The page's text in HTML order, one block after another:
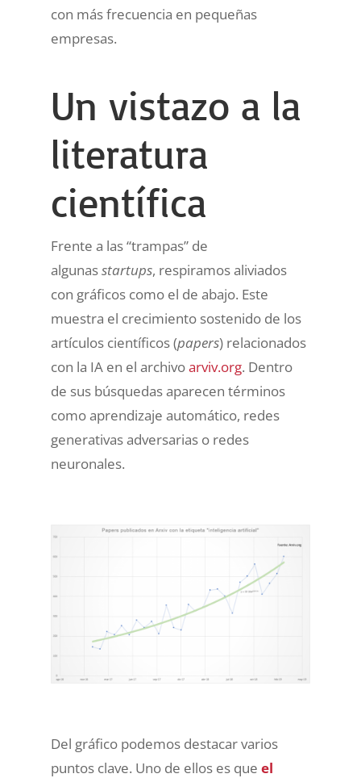
con más frecuencia en pequeñas
empresas.
Un vistazo a la
literatura
científica
Frente a las “trampas” de
algunasstartups, respiramos aliviados
con gráficos como el de abajo. Este
muestra el crecimiento sostenido de los
artículos científicos (papers) relacionados
con la IA en el archivoarviv.org. Dentro
de sus búsquedas aparecen términos
como aprendizaje automático, redes
generativas adversarias o redes
neuronales.
Del gráfico podemos destacar varios
puntos clave. Uno de ellos es que el